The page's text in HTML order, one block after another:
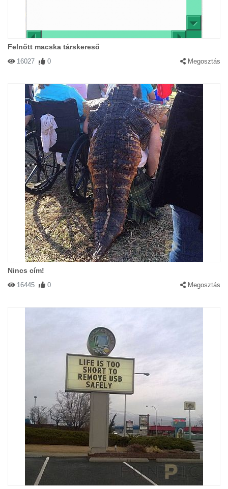
Felnőtt macska társkereső
16027 0 Megosztás
Nincs cím!
16445 0 Megosztás